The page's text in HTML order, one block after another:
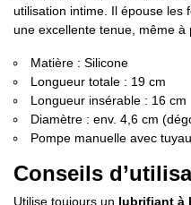
utilisation intime. Il épouse les
une excellente tenue, même à
Matière : Silicone
Longueur totale : 19 cm
Longueur insérable : 16 cm
Diamètre : env. 4,6 cm
Pompe manuelle avec
Conseils
Utilise toujours un lubrifiant à